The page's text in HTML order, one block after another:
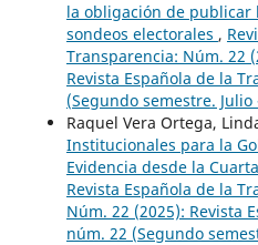
la obligación de publicar
sondeos electorales ,
Transparencia: Núm. 22
Revista Española de la
(Segundo semestre.
Raquel Vera Ortega,
Institucionales para la
Evidencia desde la
Revista Española de la
Núm. 22 (2025): Revista
núm. 22 (Segundo